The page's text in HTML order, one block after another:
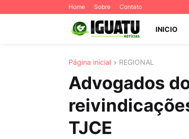
Home Sobre Contato
INICIO
Página inicial REGIONAL
Advogados
TJCE